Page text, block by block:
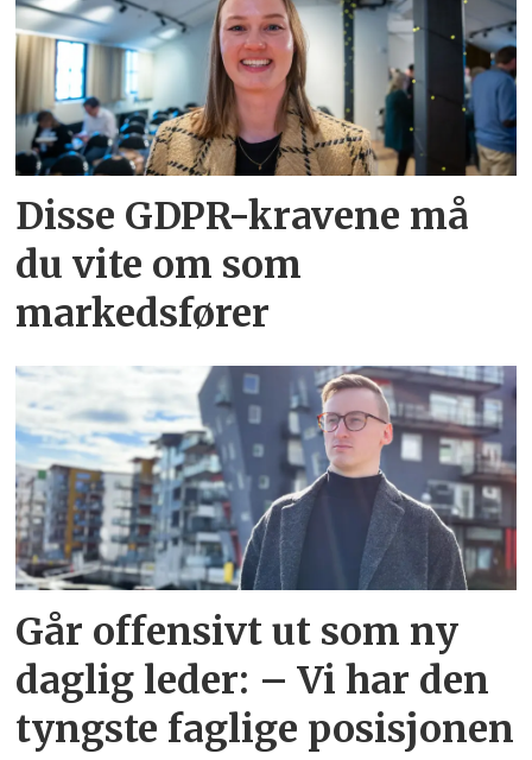
Disse GDPR-kravene må
du vite om som
markedsfører
Går offensivt ut som ny
daglig leder: – Vi har den
tyngste faglige posisjonen